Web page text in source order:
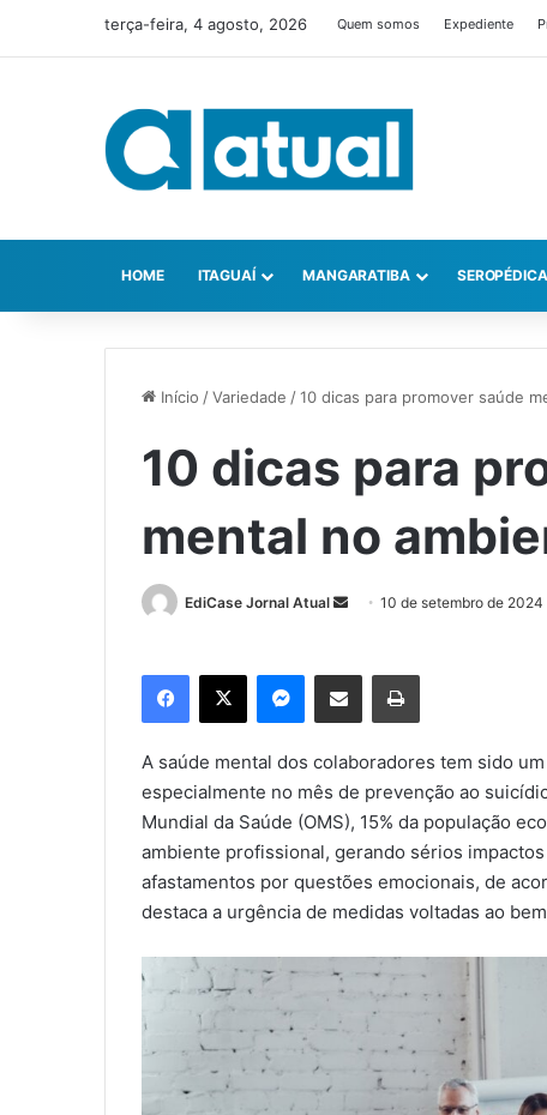
terça-feira, 4 agosto, 2026 Quem somos Expediente
HOME ITAGUAÍ MANGARATIBA SEROPÉDICA
Início /Variedade /10 dicas para promover saúde
10 dicas para
mental no
EdiCase Jornal Atual
e
-
m
a
i
10 de setembro de 2024
A saúde mental dos colaboradores tem sido
especialmente no mês de prevenção ao
Mundial da Saúde (OMS), 15% da população
ambiente profissional, gerando sérios
afastamentos por questões emocionais, de
destaca a urgência de medidas voltadas ao